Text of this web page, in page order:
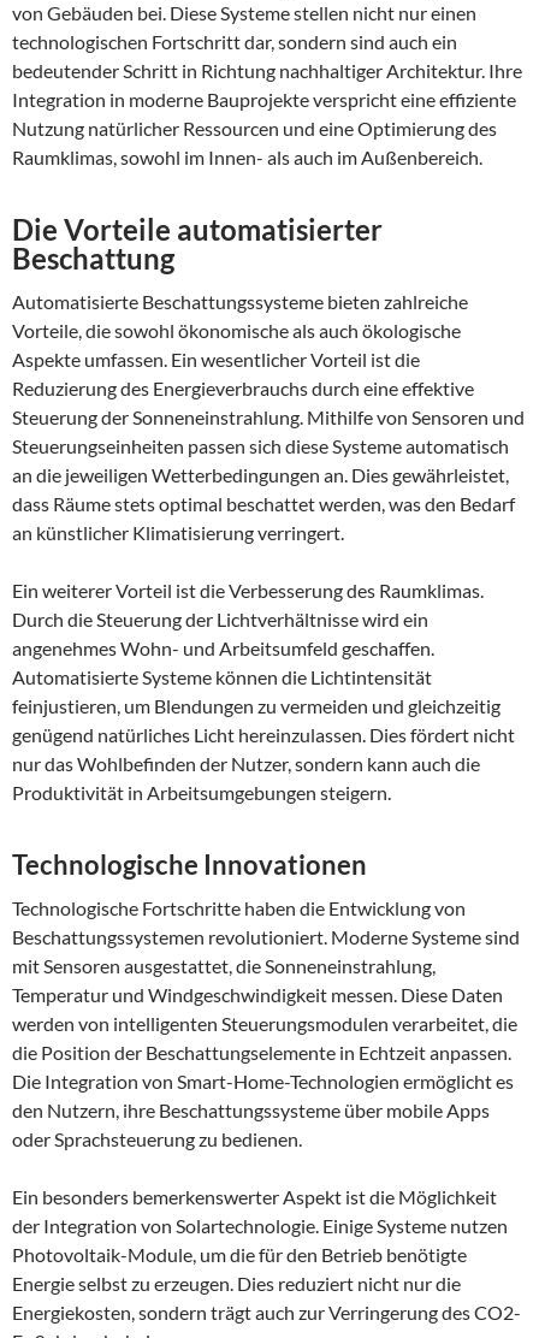
von Gebäuden bei. Diese Systeme stellen nicht nur einen
technologischen Fortschritt dar, sondern sind auch ein
bedeutender Schritt in Richtung nachhaltiger Architektur. Ihre
Integration in moderne Bauprojekte verspricht eine effiziente
Nutzung natürlicher Ressourcen und eine Optimierung des
Raumklimas, sowohl im Innen- als auch im Außenbereich.
Die Vorteile automatisierter
Beschattung
Automatisierte Beschattungssysteme bieten zahlreiche
Vorteile, die sowohl ökonomische als auch ökologische
Aspekte umfassen. Ein wesentlicher Vorteil ist die
Reduzierung des Energieverbrauchs durch eine effektive
Steuerung der Sonneneinstrahlung. Mithilfe von Sensoren und
Steuerungseinheiten passen sich diese Systeme automatisch
an die jeweiligen Wetterbedingungen an. Dies gewährleistet,
dass Räume stets optimal beschattet werden, was den Bedarf
an künstlicher Klimatisierung verringert.
Ein weiterer Vorteil ist die Verbesserung des Raumklimas.
Durch die Steuerung der Lichtverhältnisse wird ein
angenehmes Wohn- und Arbeitsumfeld geschaffen.
Automatisierte Systeme können die Lichtintensität
feinjustieren, um Blendungen zu vermeiden und gleichzeitig
genügend natürliches Licht hereinzulassen. Dies fördert nicht
nur das Wohlbefinden der Nutzer, sondern kann auch die
Produktivität in Arbeitsumgebungen steigern.
Technologische Innovationen
Technologische Fortschritte haben die Entwicklung von
Beschattungssystemen revolutioniert. Moderne Systeme sind
mit Sensoren ausgestattet, die Sonneneinstrahlung,
Temperatur und Windgeschwindigkeit messen. Diese Daten
werden von intelligenten Steuerungsmodulen verarbeitet, die
die Position der Beschattungselemente in Echtzeit anpassen.
Die Integration von Smart-Home-Technologien ermöglicht es
den Nutzern, ihre Beschattungssysteme über mobile Apps
oder Sprachsteuerung zu bedienen.
Ein besonders bemerkenswerter Aspekt ist die Möglichkeit
der Integration von Solartechnologie. Einige Systeme nutzen
Photovoltaik-Module, um die für den Betrieb benötigte
Energie selbst zu erzeugen. Dies reduziert nicht nur die
Energiekosten, sondern trägt auch zur Verringerung des CO2-